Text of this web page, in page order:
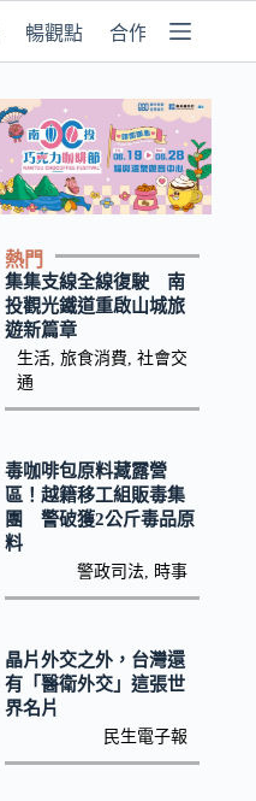
暢觀點 合作媒體
熱門
集集支線全線復駛 南
投觀光鐵道重啟山城旅
遊新篇章
生活, 旅食消費 社會交
通
毒咖啡包原料藏露營
區！越籍移工組販毒集
團 警破獲2公斤毒品原
料
警政司法 時事
晶片外交之外，台灣還
有「醫衛外交」這張世
界名片
民生電子報